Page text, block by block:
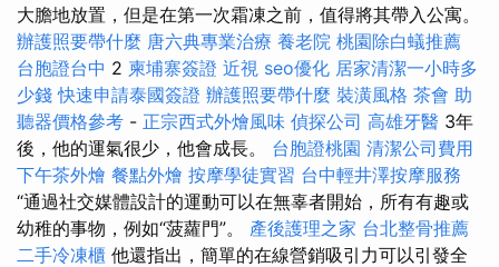
大膽地放置，但是在第一次霜凍之前，值得將其帶入公寓。
辦護照要帶什麼 唐六典專業治療 養老院 桃園除白蟻推薦
台胞證台中 2 柬埔寨簽證 近視 seo優化 居家清潔一小時多
少錢 快速申請泰國簽證 辦護照要帶什麼 裝潢風格 茶會 助
聽器價格參考 - 正宗西式外燴風味 偵探公司 高雄牙醫 3年
後，他的運氣很少，他會成長。 台胞證桃園 清潔公司費用
下午茶外燴 餐點外燴 按摩學徒實習 台中輕井澤按摩服務
“通過社交媒體設計的運動可以在無辜者開始，所有有趣或
幼稚的事物，例如“菠蘿門”。 產後護理之家 台北整骨推薦
二手冷凍櫃 他還指出，簡單的在線營銷吸引力可以引發全